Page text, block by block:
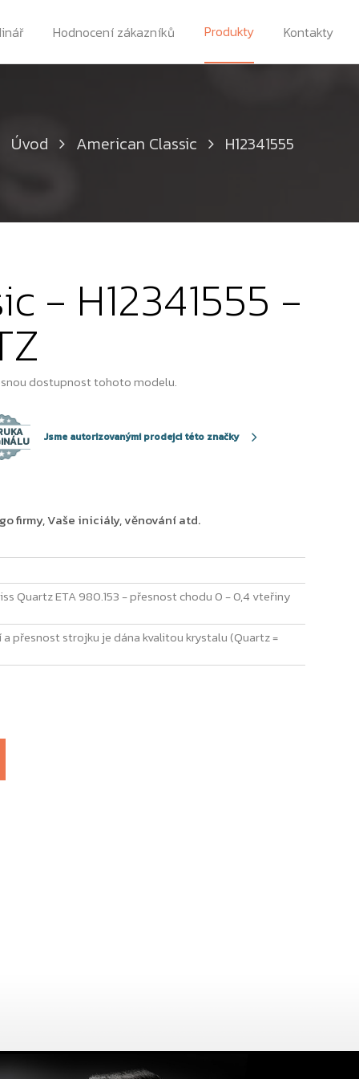
Hodnocení zákazníků Produkty Kontakty
Úvod American Classic H12341555
- H12341555 -
dostupnost tohoto modelu.
Jsme autorizovanými prodejci této značky
firmy, Vaše iniciály, věnování atd.
Quartz ETA 980.153 - přesnost chodu 0 - 0,4 vteřiny
přesnost strojku je dána kvalitou krystalu (Quartz =